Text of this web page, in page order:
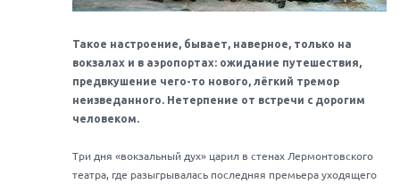
Такое настроение, бывает, наверное, только на
вокзалах и в аэропортах: ожидание путешествия,
предвкушение чего-то нового, лёгкий тремор
неизведанного. Нетерпение от встречи с дорогим
человеком.
Три дня «вокзальный дух» царил в стенах Лермонтовского
театра, где разыгрывалась последняя премьера уходящего